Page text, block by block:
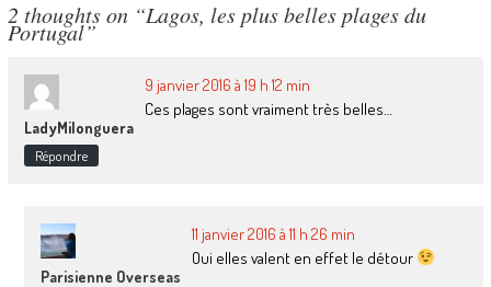
2 thoughts on “Lagos, les plus belles plages du
Portugal”
LadyMilonguera
9 janvier 2016 à 19 h 12 min
Ces plages sont vraiment très belles…
Répondre
Parisienne Overseas
11 janvier 2016 à 11 h 26 min
Oui elles valent en effet le détour